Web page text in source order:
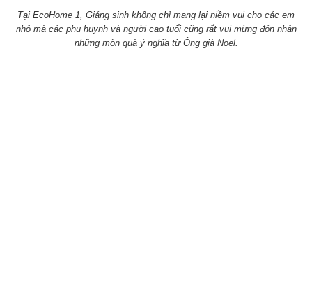
Tại EcoHome 1, Giáng sinh không chỉ mang lại niềm vui cho các em
nhỏ mà các phụ huynh và người cao tuổi cũng rất vui mừng đón nhận
những mòn quà ý nghĩa từ Ông già Noel.